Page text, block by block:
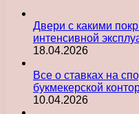
Двери с какими
интенсивной
18.04.2026
Все о ставках на
букмекерской
10.04.2026